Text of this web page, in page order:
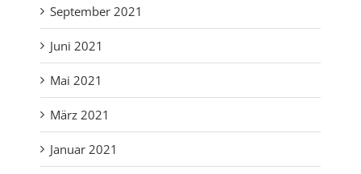
September 2021
Juni 2021
Mai 2021
März 2021
Januar 2021